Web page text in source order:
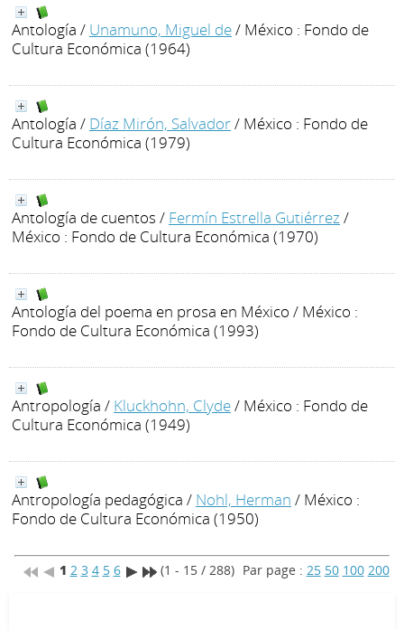
Antología / Unamuno, Miguel de/ México : Fondo de
Cultura Económica (1964)
Antología / Díaz Mirón, Salvador/ México : Fondo de
Cultura Económica (1979)
Antología de cuentos / Fermín Estrella Gutiérrez/
México : Fondo de Cultura Económica (1970)
Antología del poema en prosa en México / México :
Fondo de Cultura Económica (1993)
Antropología / Kluckhohn, Clyde/ México : Fondo de
Cultura Económica (1949)
Antropología pedagógica / Nohl, Herman / México :
Fondo de Cultura Económica (1950)
1 2 3 4 5 6 (1 - 15 / 288) Par page : 25 50 100 200